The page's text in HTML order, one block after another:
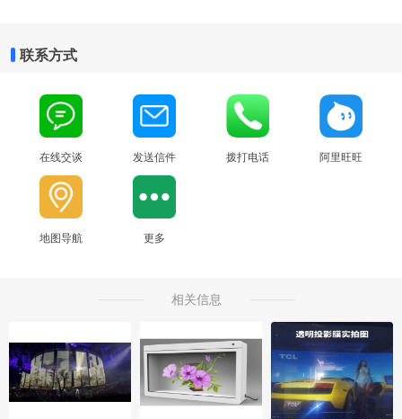
联系方式
在线交谈 发送信件 拨打电话 阿里旺旺
地图导航 更多
相关信息